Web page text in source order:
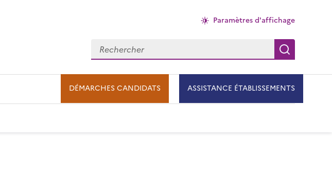
Paramètres d'affichage
Rechercher
DÉMARCHES CANDIDATS ASSISTANCE ÉTABLISSEMENTS